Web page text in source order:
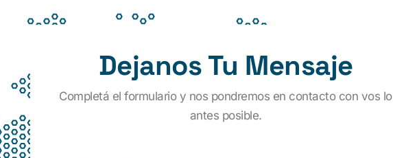
Dejanos Tu Mensaje
Completá el formulario y nos pondremos en contacto con vos lo
antes posible.